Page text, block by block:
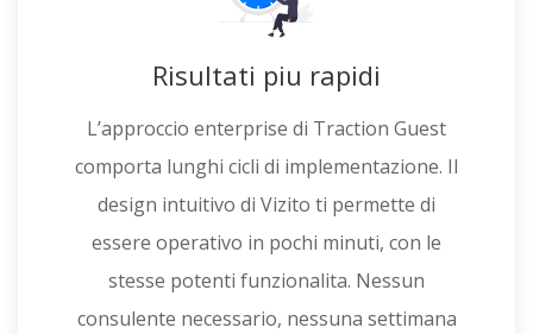
Risultati piu rapidi
L’approccio enterprise di Traction Guest
comporta lunghi cicli di implementazione. Il
design intuitivo di Vizito ti permette di
essere operativo in pochi minuti, con le
stesse potenti funzionalita. Nessun
consulente necessario, nessuna settimana